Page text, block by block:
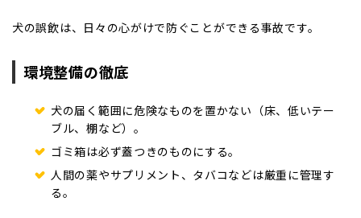
犬の誤飲は、日々の心がけで防ぐことができる事故です。
環境整備の徹底
犬の届く範囲に危険なものを置かない（床、低いテー
ブル、棚など）。
ゴミ箱は必ず蓋つきのものにする。
人間の薬やサプリメント、タバコなどは厳重に管理す
る。